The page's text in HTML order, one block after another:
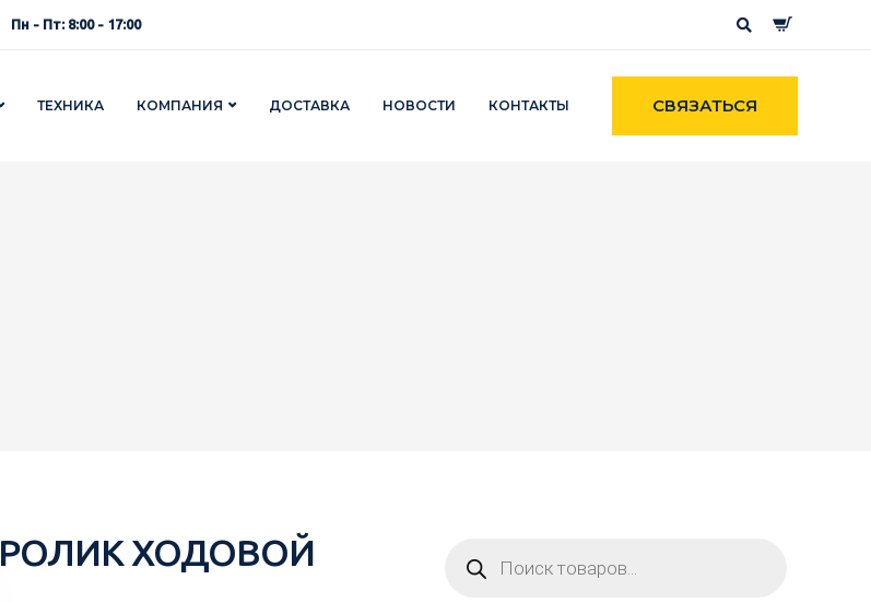
Пн - Пт: 8:00 - 17:00
ТЕХНИКА КОМПАНИЯ ДОСТАВКА НОВОСТИ КОНТАКТЫ СВЯЗАТЬСЯ
РОЛИК ХОДОВОЙ